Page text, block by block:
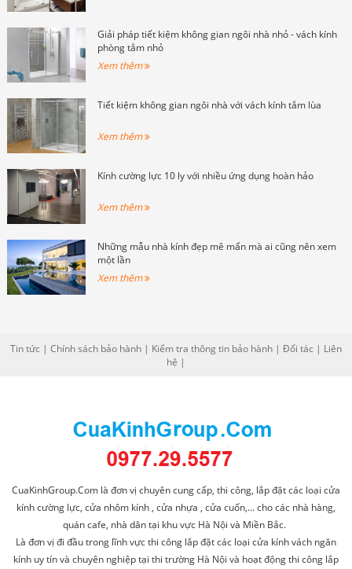
Giải pháp tiết kiệm không gian ngôi nhà nhỏ - vách kính
phòng tắm nhỏ
Xem thêm
Tiết kiệm không gian ngôi nhà với vách kính tắm lùa
Xem thêm
Kính cường lực 10 ly với nhiều ứng dụng hoàn hảo
Xem thêm
Những mẫu nhà kính đẹp mê mẩn mà ai cũng nên xem
một lần
Xem thêm
Tin tức | Chính sách bảo hành| Kiểm tra thông tin bảo hành| Đối tác | Liên
hệ |
CuaKinhGroup.Com là đơn vị chuyên cung cấp, thi công, lắp đặt các loại cửa
kính cường lực, cửa nhôm kính , cửa nhựa , cửa cuốn,... cho các nhà hàng,
quán cafe, nhà dân tại khu vực Hà Nội và Miền Bắc.
Là đơn vị đi đầu trong lĩnh vực thi công lắp đặt các loại cửa kính vách ngăn
kính uy tín và chuyên nghiệp tại thi trường Hà Nội và hoạt động thi công lắp